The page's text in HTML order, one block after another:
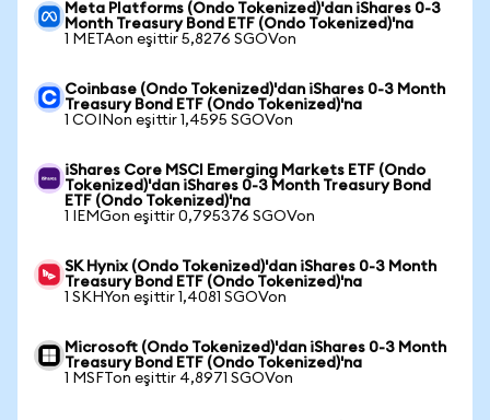
Meta Platforms (Ondo Tokenized)'dan iShares 0-3
Month Treasury Bond ETF (Ondo Tokenized)'na
1 METAon eşittir 5,8276 SGOVon
Coinbase (Ondo Tokenized)'dan iShares 0-3 Month
Treasury Bond ETF (Ondo Tokenized)'na
1 COINon eşittir 1,4595 SGOVon
iShares Core MSCI Emerging Markets ETF (Ondo
Tokenized)'dan iShares 0-3 Month Treasury Bond
ETF (Ondo Tokenized)'na
1 IEMGon eşittir 0,795376 SGOVon
SK Hynix (Ondo Tokenized)'dan iShares 0-3 Month
Treasury Bond ETF (Ondo Tokenized)'na
1 SKHYon eşittir 1,4081 SGOVon
Microsoft (Ondo Tokenized)'dan iShares 0-3 Month
Treasury Bond ETF (Ondo Tokenized)'na
1 MSFTon eşittir 4,8971 SGOVon